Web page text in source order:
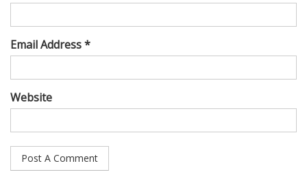
Email Address *
Website